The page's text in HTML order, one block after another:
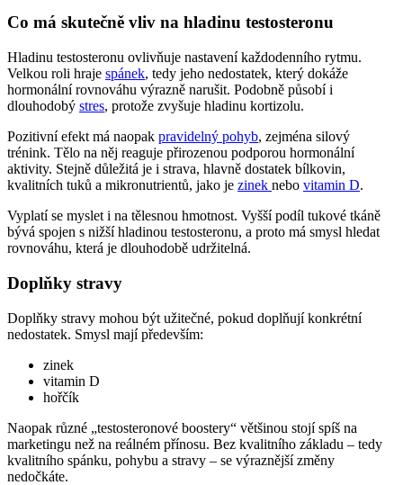
Co má skutečně vliv na hladinu testosteronu
Hladinu testosteronu ovlivňuje nastavení každodenního rytmu.
Velkou roli hraje spánek, tedy jeho nedostatek, který dokáže
hormonální rovnováhu výrazně narušit. Podobně působí i
dlouhodobý stres, protože zvyšuje hladinu kortizolu.
Pozitivní efekt má naopak pravidelný pohyb, zejména silový
trénink. Tělo na něj reaguje přirozenou podporou hormonální
aktivity. Stejně důležitá je i strava, hlavně dostatek bílkovin,
kvalitních tuků a mikronutrientů, jako je zinek nebo vitamin D.
Vyplatí se myslet i na tělesnou hmotnost. Vyšší podíl tukové tkáně
bývá spojen s nižší hladinou testosteronu, a proto má smysl hledat
rovnováhu, která je dlouhodobě udržitelná.
Doplňky stravy
Doplňky stravy mohou být užitečné, pokud doplňují konkrétní
nedostatek. Smysl mají především:
zinek
vitamin D
hořčík
Naopak různé „testosteronové boostery“ většinou stojí spíš na
marketingu než na reálném přínosu. Bez kvalitního základu – tedy
kvalitního spánku, pohybu a stravy – se výraznější změny
nedočkáte.